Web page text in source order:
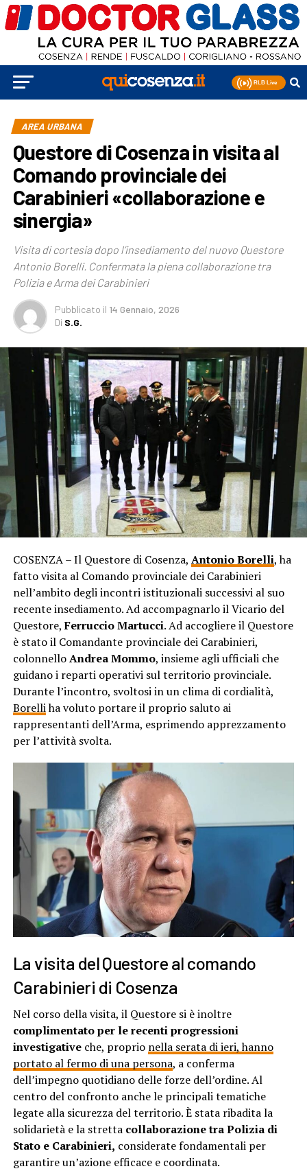
AREA URBANA
Questore di Cosenza in visita al
Comando provinciale dei
Carabinieri «collaborazione e
sinergia»
Visita di cortesia dopo l’insediamento del nuovo Questore
Antonio Borelli. Confermata la piena collaborazione tra
Polizia e Arma dei Carabinieri
Pubblicato il 14 Gennaio, 2026
Di S.G.
COSENZA – Il Questore di Cosenza, Antonio Borelli, ha
fatto visita al Comando provinciale dei Carabinieri
nell’ambito degli incontri istituzionali successivi al suo
recente insediamento. Ad accompagnarlo il Vicario del
Questore,Ferruccio Martucci. Ad accogliere il Questore
è stato il Comandante provinciale dei Carabinieri,
colonnelloAndrea Mommo, insieme agli ufficiali che
guidano i reparti operativi sul territorio provinciale.
Durante l’incontro, svoltosi in un clima di cordialità,
Borelliha voluto portare il proprio saluto ai
rappresentanti dell’Arma, esprimendo apprezzamento
per l’attività svolta.
La visita del Questore al comando
Carabinieri di Cosenza
Nel corso della visita, il Questore si è inoltre
complimentato per le recenti progressioni
investigativeche, proprio nella serata di ieri, hanno
portato al fermo di una persona, a conferma
dell’impegno quotidiano delle forze dell’ordine. Al
centro del confronto anche le principali tematiche
legate alla sicurezza del territorio. È stata ribadita la
solidarietà e la stretta collaborazione tra Polizia di
Stato e Carabinieri, considerate fondamentali per
garantire un’azione efficace e coordinata.